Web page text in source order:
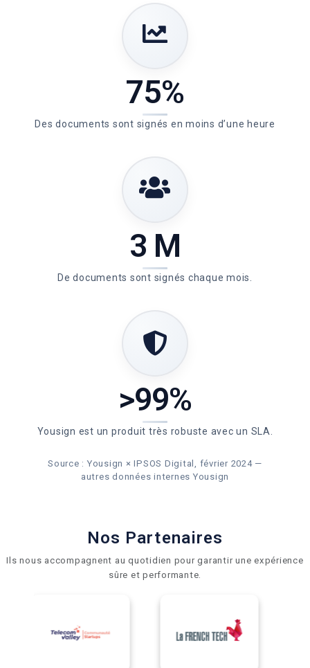
75%
Des documents sont signés en moins d’une heure
3 M
De documents sont signés chaque mois.
>99%
Yousign est un produit très robuste avec un SLA.
Source : Yousign × IPSOS Digital, février 2024—
autres données internes Yousign
Nos Partenaires
Ils nous accompagnent au quotidien pour garantir une expérience
sûre et performante.